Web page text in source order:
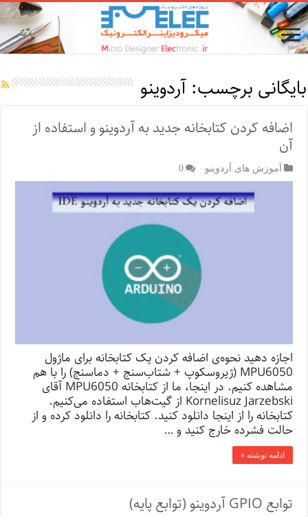
بایگانی برچسب:آردوینو
اضافه کردن کتابخانه جدید به آردوینو و استفاده از
آن
آموزش های آردوینو 0
اجازه دهید نحوه‌ی اضافه کردن یک کتابخانه برای ماژول
MPU6050 (ژیروسکوپ + شتاب‌سنج + دماسنج) را با هم
مشاهده کنیم. در اینجا، ما از کتابخانه MPU6050 آقای
Kornelisuz Jarzebski از گیت‌هاب استفاده می‌کنیم.
کتابخانه را از اینجا دانلود کنید. کتابخانه را دانلود کرده و از
حالت فشرده خارج کنید و …
ادامه نوشته »
توابع GPIO آردوینو (توابع پایه)